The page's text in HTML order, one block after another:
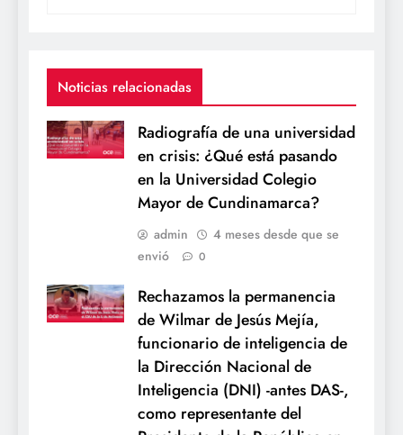
Noticias relacionadas
Radiografía de una universidad
en crisis: ¿Qué está pasando
en la Universidad Colegio
Mayor de Cundinamarca?
admin
4 meses desde que se
envió
0
Rechazamos la permanencia
de Wilmar de Jesús Mejía,
funcionario de inteligencia de
la Dirección Nacional de
Inteligencia (DNI) -antes DAS-,
como representante del